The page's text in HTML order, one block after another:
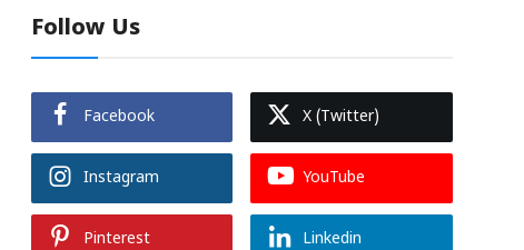
Follow Us
Facebook X (Twitter)
Instagram YouTube
Pinterest Linkedin